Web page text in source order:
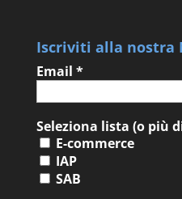
Iscriviti alla nostra
Email *
Seleziona lista (o più
E-commerce
IAP
SAB